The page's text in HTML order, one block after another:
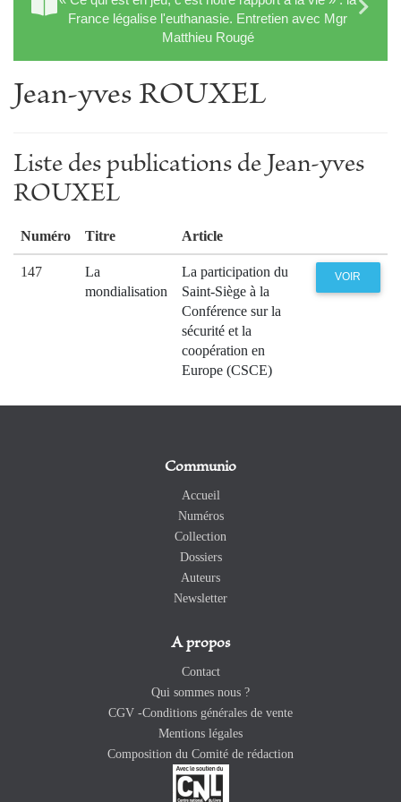
France légalise l'euthanasie. Entretien avec Mgr
Matthieu Rougé
Jean-yves ROUXEL
Liste des publications de Jean-yves
ROUXEL
Numéro Titre Article
147
La
mondialisation
La participation du
Saint-Siège à la
Conférence sur la
sécurité et la
coopération en
Europe (CSCE)
VOIR
Communio
Accueil
Numéros
Collection
Dossiers
Auteurs
Newsletter
A propos
Contact
Qui sommes nous ?
CGV -Conditions générales de vente
Mentions légales
Composition du Comité de rédaction